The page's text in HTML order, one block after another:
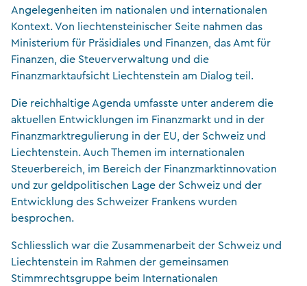
Angelegenheiten im nationalen und internationalen
Kontext. Von liechtensteinischer Seite nahmen das
Ministerium für Präsidiales und Finanzen, das Amt für
Finanzen, die Steuerverwaltung und die
Finanzmarktaufsicht Liechtenstein am Dialog teil.
Die reichhaltige Agenda umfasste unter anderem die
aktuellen Entwicklungen im Finanzmarkt und in der
Finanzmarktregulierung in der EU, der Schweiz und
Liechtenstein. Auch Themen im internationalen
Steuerbereich, im Bereich der Finanzmarktinnovation
und zur geldpolitischen Lage der Schweiz und der
Entwicklung des Schweizer Frankens wurden
besprochen.
Schliesslich war die Zusammenarbeit der Schweiz und
Liechtenstein im Rahmen der gemeinsamen
Stimmrechtsgruppe beim Internationalen